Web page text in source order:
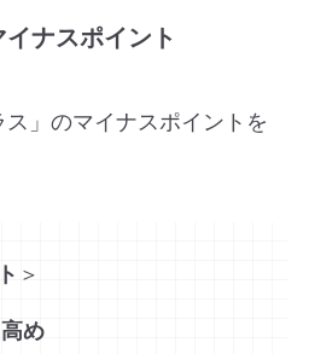
ナスポイント
」のマイナスポイントを
＞
め